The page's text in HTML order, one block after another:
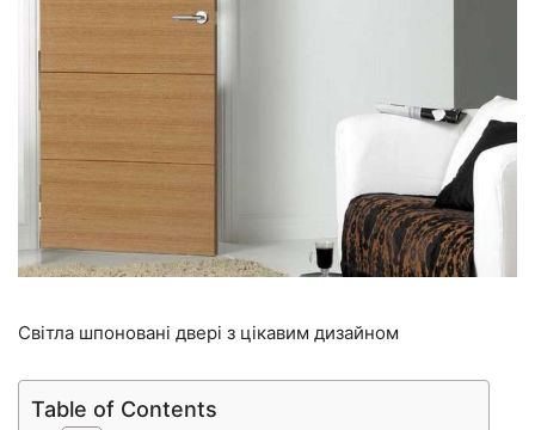
Світла шпоновані двері з цікавим дизайном
Table of Contents